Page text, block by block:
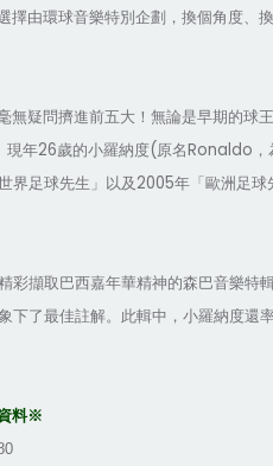
由環球音樂特別企劃，換個角度、
疑問擠進前五大！無論是早期的球
現年26歲的小羅納度(原名Ronaldo
界足球先生」以及2005年「歐洲足球
彩擷取巴西嘉年華精神的森巴音樂特
下了最佳註解。此輯中，小羅納度還
料※